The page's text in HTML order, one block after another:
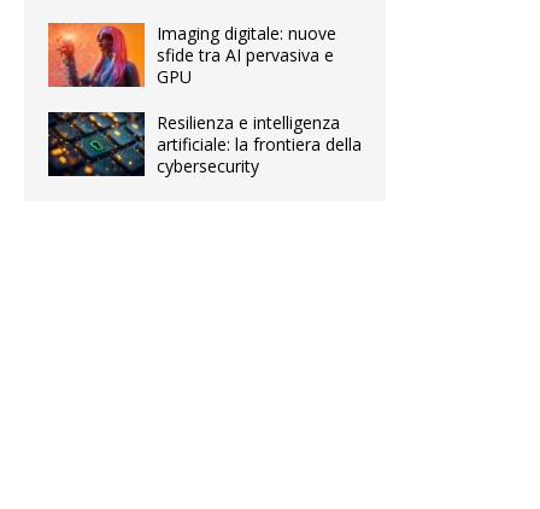
Imaging digitale: nuove
sfide tra AI pervasiva e
GPU
Resilienza e intelligenza
artificiale: la frontiera della
cybersecurity